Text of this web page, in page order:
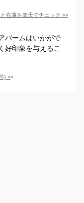
在庫を楽天でチェック >>
バームはいかがで
好印象を与えるこ
) >